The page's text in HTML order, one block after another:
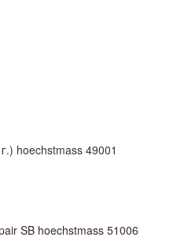
hoechstmass 49001